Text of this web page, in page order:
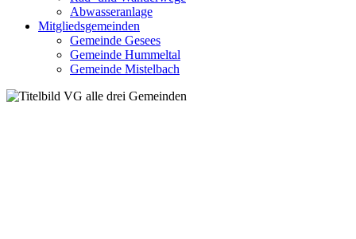
Abwasseranlage
Mitgliedsgemeinden
Gemeinde Gesees
Gemeinde Hummeltal
Gemeinde Mistelbach